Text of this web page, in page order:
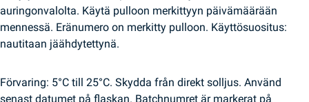
auringonvalolta. Käytä pulloon merkittyyn päivämäärään
mennessä. Eränumero on merkitty pulloon. Käyttösuositus:
nautitaan jäähdytettynä.
Förvaring: 5°C till 25°C. Skydda från direkt solljus. Använd
senast datumet på flaskan. Batchnumret är markerat på